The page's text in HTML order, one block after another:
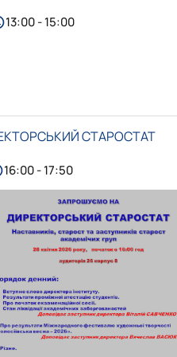
13:00 - 15:00
СТАРОСТАТ
16:00 - 17:50